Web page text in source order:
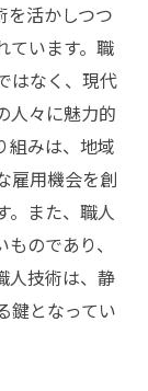
を活かしつつ
ています。職
はなく、現代
人々に魅力的
組みは、地域
雇用機会を創
。また、職人
のであり、
人技術は、静
鍵となってい